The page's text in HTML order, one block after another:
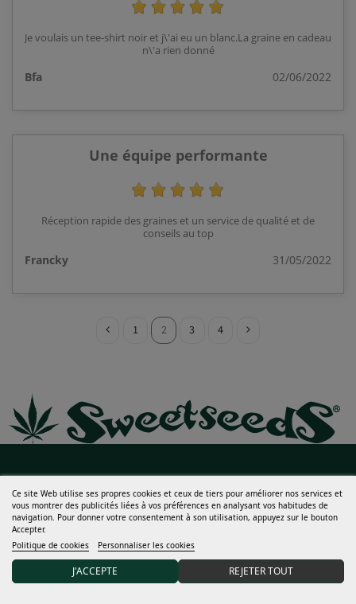
Je voulais un tee-shirt noir et j\'ai eu un blanc.La graine en cadeau
n\'a rien donné
Bfa 02/06/2022
Une équipe performante
Réception rapide des graines et un service de qualité et de
conseils au top
Francky 31/05/2022
1 2 3 4
Aide
Beaucoup plus
Ce site Web utilise ses propres cookies et ceux de tiers pour améliorer nos services et
vous montrer des publicités liées à vos préférences en analysant vos habitudes de
navigation. Pour donner votre consentement à son utilisation, appuyez sur le bouton
Accepter.
Politique de cookies
Personnaliser les cookies
REJETER TOUT
J'ACCEPTE